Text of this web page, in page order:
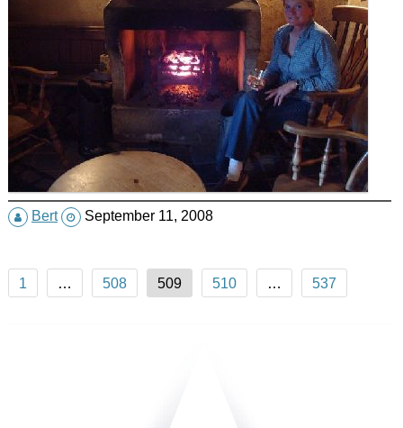
Bert September 11, 2008
Posts
pagination
1 … 508 509 510 … 537